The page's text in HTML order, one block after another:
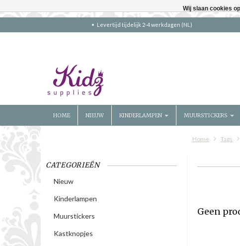
Levertijd tijdelijk 2-4 werkdagen (NL)
HOME NIEUW KINDERLAMPEN MUURSTICKERS
Home Tags
CATEGORIEËN
Nieuw
Kinderlampen
Muurstickers
Kastknopjes
Geen
Wij slaan cookies